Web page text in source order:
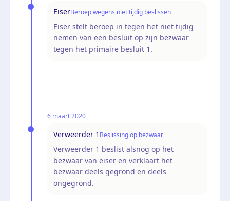
EiserBeroep wegens niet tijdig beslissen
Eiser stelt beroep in tegen het niet tijdig
nemen van een besluit op zijn bezwaar
tegen het primaire besluit 1.
6 maart 2020
Verweerder 1 Beslissing op bezwaar
Verweerder 1 beslist alsnog op het
bezwaar van eiser en verklaart het
bezwaar deels gegrond en deels
ongegrond.